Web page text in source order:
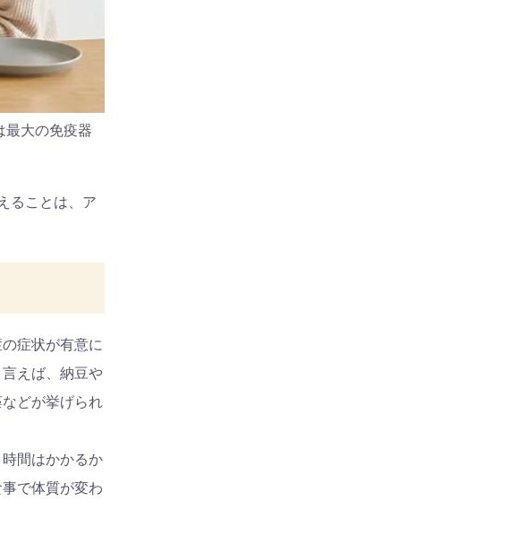
最大の免疫器
ることは、ア
症状が有意に
えば、納豆や
どが挙げられ
間はかかるか
で体質が変わ